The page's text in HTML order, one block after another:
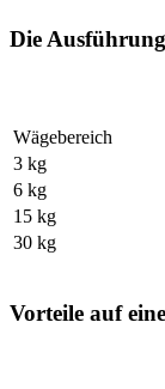
Die
Wägebereich
3 kg
6 kg
15 kg
30 kg
Vorteile auf